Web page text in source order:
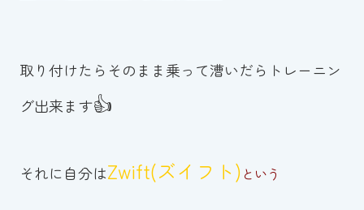
取り付けたらそのまま乗って漕いだらトレーニン
グ出来ます👍
それに自分はZwift(ズイフト) という